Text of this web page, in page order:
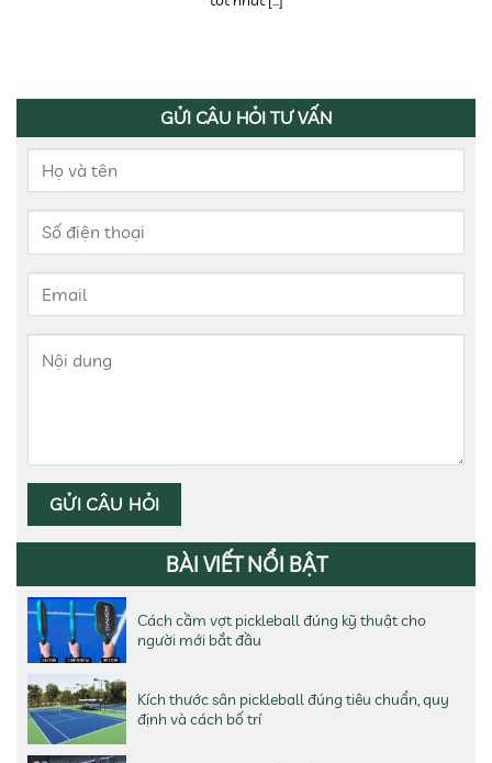
GỬI CÂU HỎI TƯ VẤN
BÀI VIẾT NỔI BẬT
Cách cầm vợt pickleball đúng kỹ thuật cho
người mới bắt đầu
Kích thước sân pickleball đúng tiêu chuẩn, quy
định và cách bố trí